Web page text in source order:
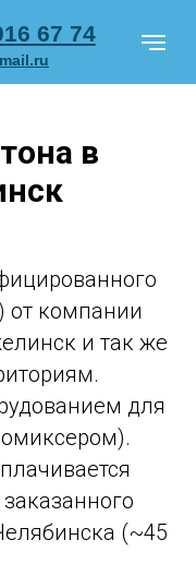
в
от компании
и так же
для
(~45